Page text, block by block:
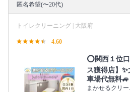
匿名希望(〜20代)
トイレクリーニング | 大阪府
4.60
⭕関西１位
ス獲得店】
車場代無料🚙
まかせるクリ